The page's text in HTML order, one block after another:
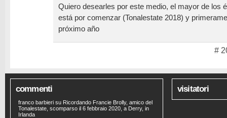
Quiero desearles por este medio, el mayor de los
está por comenzar (Tonalestate 2018) y
próximo año
#
commenti
franco barbieri su Ricordando Francie Brolly, amico del
Tonalestate, scomparso il 6 febbraio 2020, a Derry, in
Irlanda
visitatori